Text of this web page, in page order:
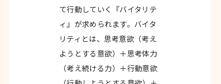
て行動していく『バイタリテ
ィ』が求められます。バイタ
リティとは、思考意欲（考え
ようとする意欲）＋思考体力
（考え続ける力）＋行動意欲